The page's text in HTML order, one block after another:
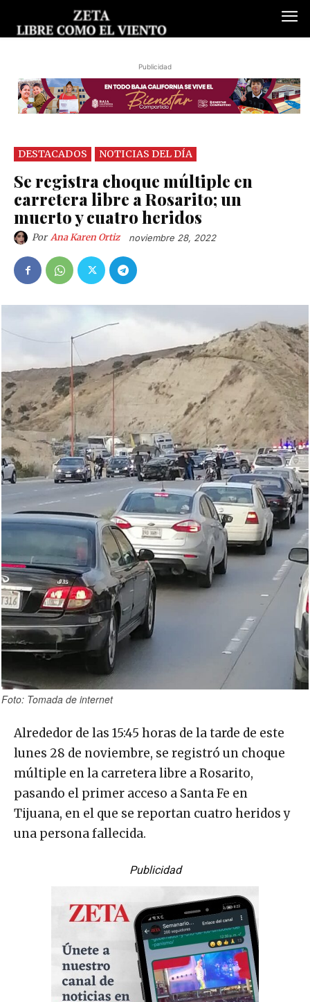
Publicidad
DESTACADOS NOTICIAS DEL DÍA
Se registra choque múltiple en
carretera libre a Rosarito; un
muerto y cuatro heridos
Por Ana Karen Ortiz noviembre 28, 2022
Foto: Tomada de internet
Alrededor de las 15:45 horas de la tarde de este
lunes 28 de noviembre, se registró un choque
múltiple en la carretera libre a Rosarito,
pasando el primer acceso a Santa Fe en
Tijuana, en el que se reportan cuatro heridos y
una persona fallecida.
Publicidad